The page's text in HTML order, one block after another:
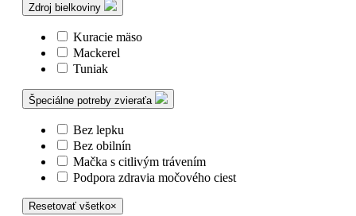
Zdroj bielkoviny
Kuracie mäso
Mackerel
Tuniak
Špeciálne potreby zvieraťa
Bez lepku
Bez obilnín
Mačka s citlivým trávením
Podpora zdravia močového ciest
Resetovať všetko×